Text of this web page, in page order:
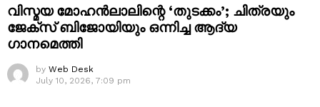
വിസ്മയ മോഹൻലാലിന്റെ ‘തുടക്കം’; ചിത്രയും
ജേക്സ് ബിജോയിയും ഒന്നിച്ച ആദ്യ
ഗാനമെത്തി
by Web Desk
July 10, 2026, 7:09 pm